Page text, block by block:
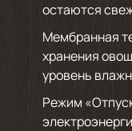
остаются
Мембранная
хранения
уровень
Режим